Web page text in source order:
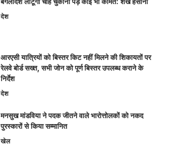
देश
आरएसी यात्रियों को बिस्तर किट नहीं मिलने की शिकायतों पर
रेलवे बोर्ड सख्त, सभी जोन को पूर्ण बिस्तर उपलब्ध कराने के
निर्देश
देश
मनसुख मांडविया ने पदक जीतने वाले भारोत्तोलकों को नकद
पुरस्कारों से किया सम्मानित
खेल